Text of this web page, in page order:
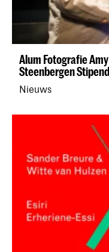
Alum Fotografie
Steenbergen
Nieuws